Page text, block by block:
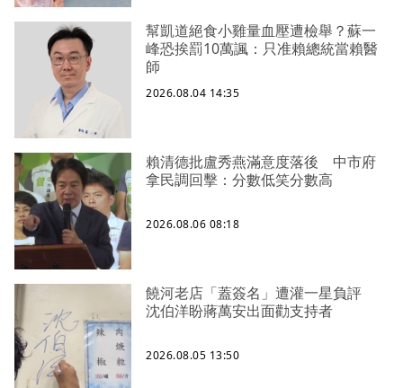
幫凱道絕食小雞量血壓遭檢舉？蘇一
峰恐挨罰10萬諷：只准賴總統當賴醫
師
2026.08.04 14:35
賴清德批盧秀燕滿意度落後 中市府
拿民調回擊：分數低笑分數高
2026.08.06 08:18
饒河老店「蓋簽名」遭灌一星負評
沈伯洋盼蔣萬安出面勸支持者
2026.08.05 13:50